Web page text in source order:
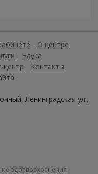
О центре
Наука
центр
Контакты
Ленинградская ул.,
здравоохранения